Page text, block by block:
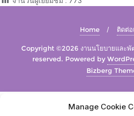
Manage Cookie
Home ติดต่อ
Copyright ©2026 งานนโยบายและ
reserved. Powered by
Bizberg